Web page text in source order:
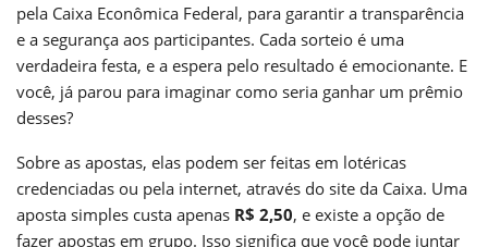
pela Caixa Econômica Federal, para garantir a transparência
e a segurança aos participantes. Cada sorteio é uma
verdadeira festa, e a espera pelo resultado é emocionante. E
você, já parou para imaginar como seria ganhar um prêmio
desses?
Sobre as apostas, elas podem ser feitas em lotéricas
credenciadas ou pela internet, através do site da Caixa. Uma
aposta simples custa apenas R$ 2,50, e existe a opção de
fazer apostas em grupo. Isso significa que você pode juntar